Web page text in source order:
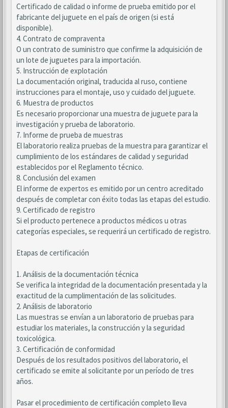
Certificado de calidad o informe de prueba emitido por el
fabricante del juguete en el país de origen (si está
disponible).
4. Contrato de compraventa
O un contrato de suministro que confirme la adquisición de
un lote de juguetes para la importación.
5. Instrucción de explotación
La documentación original, traducida al ruso, contiene
instrucciones para el montaje, uso y cuidado del juguete.
6. Muestra de productos
Es necesario proporcionar una muestra de juguete para la
investigación y prueba de laboratorio.
7. Informe de prueba de muestras
El laboratorio realiza pruebas de la muestra para garantizar el
cumplimiento de los estándares de calidad y seguridad
establecidos por el Reglamento técnico.
8. Conclusión del examen
El informe de expertos es emitido por un centro acreditado
después de completar con éxito todas las etapas del estudio.
9. Certificado de registro
Si el producto pertenece a productos médicos u otras
categorías especiales, se requerirá un certificado de registro.
Etapas de certificación
1. Análisis de la documentación técnica
Se verifica la integridad de la documentación presentada y la
exactitud de la cumplimentación de las solicitudes.
2. Análisis de laboratorio
Las muestras se envían a un laboratorio de pruebas para
estudiar los materiales, la construcción y la seguridad
toxicológica.
3. Certificación de conformidad
Después de los resultados positivos del laboratorio, el
certificado se emite al solicitante por un período de tres
años.
Pasar el procedimiento de certificación completo lleva